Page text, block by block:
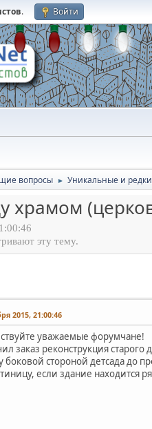
. Войти
вопросы ► Уникальные и
храмом
эту тему.
2015, 21:00:46
уважаемые форумчане!
заказ реконструкция старого
боковой стороной детсада до
если здание находится